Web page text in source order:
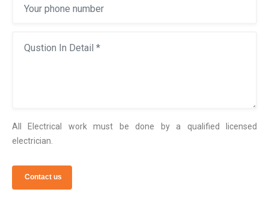
All Electrical work must be done by a qualified licensed
electrician.
Contact us